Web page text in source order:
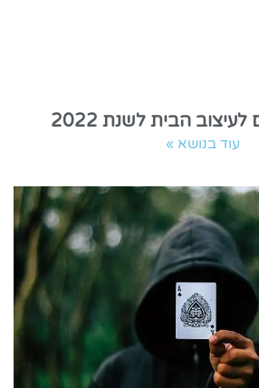
הבית לשנת 2022
עוד בנושא »